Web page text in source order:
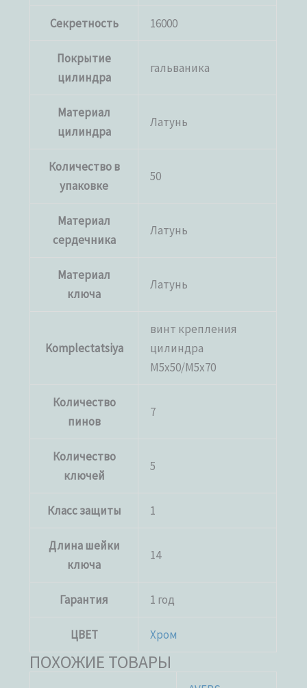
Секретность 16000
Покрытие
цилиндра
гальваника
Материал
цилиндра
Латунь
Количество в
упаковке
50
Материал
сердечника
Латунь
Материал
ключа
Латунь
Komplectatsiya
винт крепления
цилиндра
М5х50/M5x70
Количество
пинов
7
Количество
ключей
5
Класс защиты 1
Длина шейки
ключа
14
Гарантия 1 год
ЦВЕТ Хром
ПОХОЖИЕ ТОВАРЫ